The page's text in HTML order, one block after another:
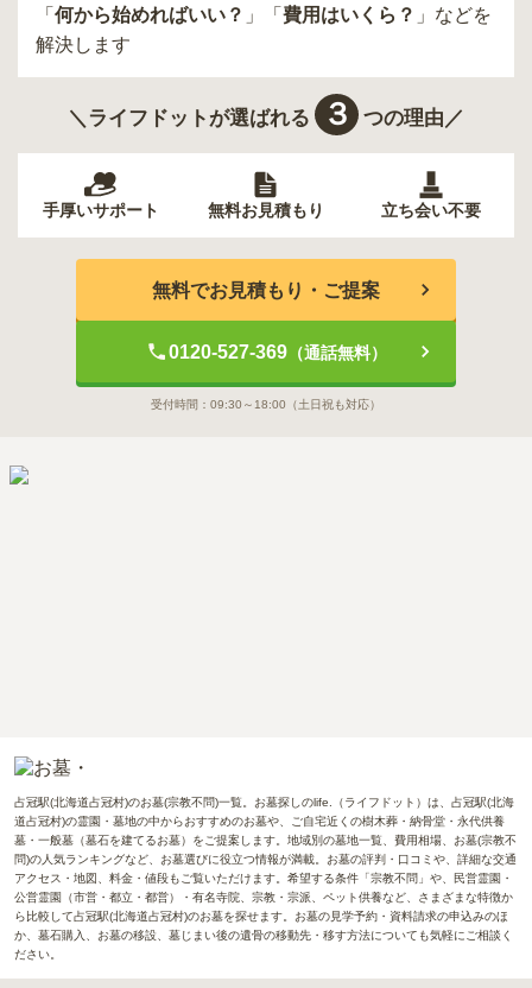
「 何から始めればいい？ 」「 費用はいくら？ 」などを
解決します
＼ライフドットが選ばれる ３ つの理由／
手厚いサポート 無料お見積もり 立ち会い不要
無料でお見積もり・ご提案
0120-527-369（通話無料）
受付時間： 09:30～18:00 （土日祝も対応）
占冠駅(北海道占冠村)のお墓(宗教不問)一覧。お墓探しのlife.（ライフドット）は、占冠駅(北海
道占冠村)の霊園・墓地の中からおすすめのお墓や、ご自宅近くの樹木葬・納骨堂・永代供養
墓・一般墓（墓石を建てるお墓）をご提案します。地域別の墓地一覧、費用相場、お墓(宗教不
問)の人気ランキングなど、お墓選びに役立つ情報が満載。お墓の評判・口コミや、詳細な交通
アクセス・地図、料金・値段もご覧いただけます。希望する条件「宗教不問」や、民営霊園・
公営霊園（市営・都立・都営）・有名寺院、宗教・宗派、ペット供養など、さまざまな特徴か
ら比較して占冠駅(北海道占冠村)のお墓を探せます。お墓の見学予約・資料請求の申込みのほ
か、墓石購入、お墓の移設、墓じまい後の遺骨の移動先・移す方法についても気軽にご相談く
ださい。